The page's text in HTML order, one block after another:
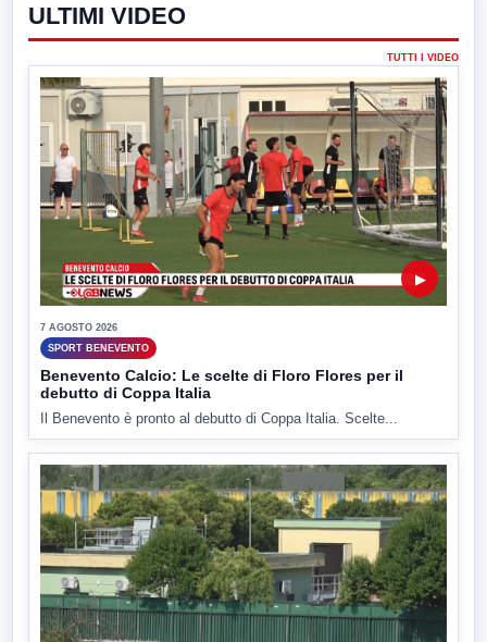
ULTIMI VIDEO
TUTTI I VIDEO
▶
7 AGOSTO 2026
SPORT BENEVENTO
Benevento Calcio: Le scelte di Floro Flores per il
debutto di Coppa Italia
Il Benevento è pronto al debutto di Coppa Italia. Scelte...